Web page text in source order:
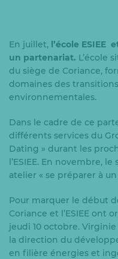
En juillet, l’école ESIEE
un partenariat. L’école
du siège de Coriance,
domaines des
environnementales.
Dans le cadre de ce
différents services du
Dating » durant les
l’ESIEE. En novembre,
atelier « se préparer à
Pour marquer le début
Coriance et l’ESIEE ont
jeudi 10 octobre.
la direction du
en filière énergies et